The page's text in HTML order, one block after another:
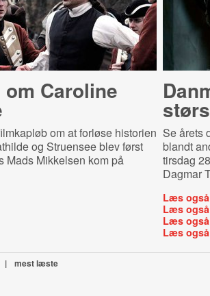
om Caroline
om at forløse historien
og Struensee blev først
Mads Mikkelsen kom på
Se årets
blandt
tirsdag
Dagmar
Læs
Læs
Læs
Læs
| mest læste